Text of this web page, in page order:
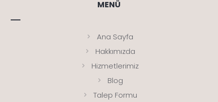
MENÜ
Ana Sayfa
Hakkımızda
Hizmetlerimiz
Blog
Talep Formu